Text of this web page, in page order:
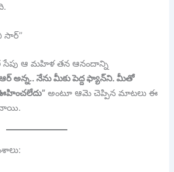
సార్”
సేపు ఆ మహిళ తన ఆనందాన్ని
అన్న.. నేను మీకు పెద్ద ఫ్యాన్‌ని. మీతో
అంటూ ఆమె చెప్పిన మాటలు ఈ